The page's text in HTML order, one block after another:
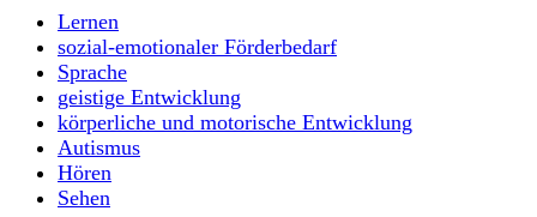
Lernen
sozial-emotionaler Förderbedarf
Sprache
geistige Entwicklung
körperliche und motorische Entwicklung
Autismus
Hören
Sehen